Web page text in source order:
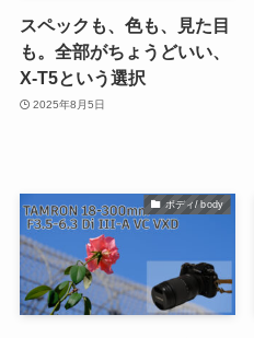
スペックも、色も、見た目
も。全部がちょうどいい、
X-T5という選択
2025年8月5日
ボディ/ body